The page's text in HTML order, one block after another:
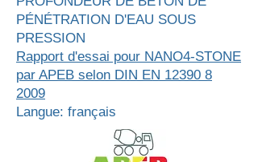
PÉNÉTRATION D'EAU SOUS
PRESSION
Rapport d'essai pour NANO4-STONE
par APEB selon DIN EN 12390 8
2009
Langue: français